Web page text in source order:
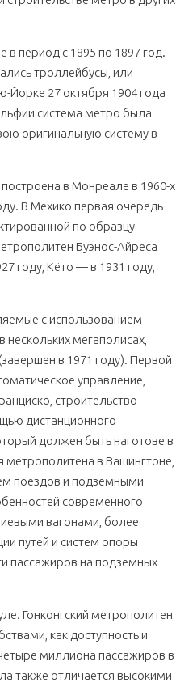
период с 1895 по 1897 год.
троллейбусы, или
Йорке 27 октября 1904 года
система метро была
оригинальную систему в
в Монреале в 1960-х
В Мехико первая очередь
по образцу
Буэнос-Айреса
году, Кёто — в 1931 году,
с использованием
мегаполисах,
в 1971 году). Первой
управление,
строительство
дистанционного
должен быть наготове в
метрополитена в Вашингтоне,
поездов и подземными
современного
вагонами, более
путей и систем опоры
пассажиров на подземных
Гонконгский метрополитен
как доступность и
миллиона пассажиров в
также отличается высокими